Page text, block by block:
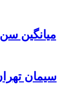
میانگین
سیمان